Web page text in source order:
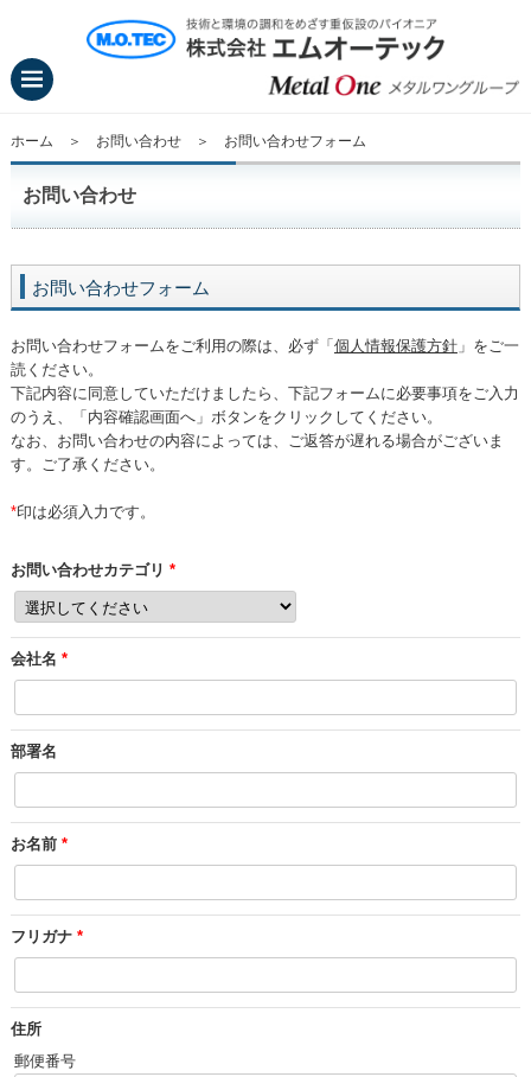
ホーム ＞ お問い合わせ＞ お問い合わせフォーム
お問い合わせ
お問い合わせフォーム
お問い合わせフォームをご利用の際は、必ず「 個人情報保護方針」をご一
読ください。
下記内容に同意していただけましたら、下記フォームに必要事項をご入力
のうえ、「内容確認画面へ」ボタンをクリックしてください。
なお、お問い合わせの内容によっては、ご返答が遅れる場合がございま
す。ご了承ください。
*印は必須入力です。
お問い合わせカテゴリ *
会社名 *
部署名
お名前 *
フリガナ *
住所
郵便番号